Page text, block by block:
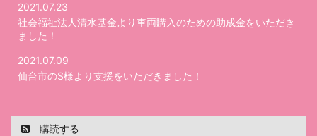
2021.07.23
社会福祉法人清水基金より車両購入のための助成金をいただき
ました！
2021.07.09
仙台市のS様より支援をいただきました！
購読する